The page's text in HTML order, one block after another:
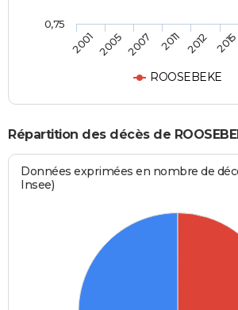
ROOSEBEKE
2001 2005 2007 2011 2012 2015
0,75
Répartition des décès de
Données exprimées en nombre de
Insee)